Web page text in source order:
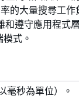
的大量搜尋工作
和遵守應用程式
式。
毫秒為單位）。